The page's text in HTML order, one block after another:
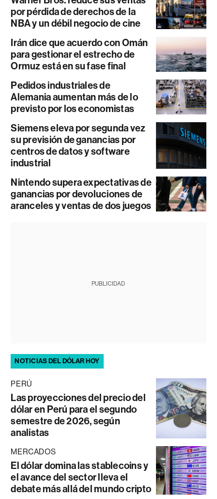
por pérdida de derechos de la
NBA y un débil negocio de cine
Irán dice que acuerdo con Omán
para gestionar el estrecho de
Ormuz está en su fase final
Pedidos industriales de
Alemania aumentan más de lo
previsto por los economistas
Siemens eleva por segunda vez
su previsión de ganancias por
centros de datos y software
industrial
Nintendo supera expectativas de
ganancias por devoluciones de
aranceles y ventas de dos juegos
PUBLICIDAD
NOTICIAS DEL DÓLAR HOY
PERÚ
Las proyecciones del precio del
dólar en Perú para el segundo
semestre de 2026, según
analistas
MERCADOS
El dólar domina las stablecoins y
el avance del sector lleva el
debate más allá del mundo cripto